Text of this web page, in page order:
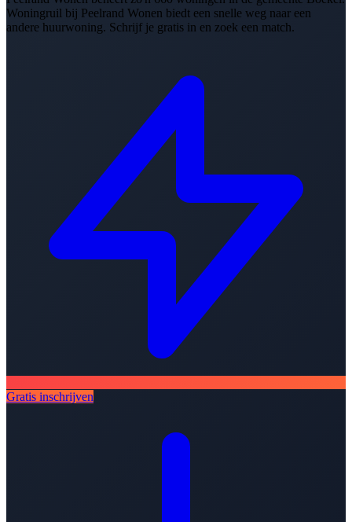
Woningruil bij Peelrand Wonen biedt een snelle weg naar een
andere huurwoning. Schrijf je gratis in en zoek een match.
Gratis inschrijven